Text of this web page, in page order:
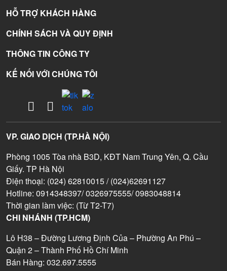
HỖ TRỢ KHÁCH HÀNG
CHÍNH SÁCH VÀ QUY ĐỊNH
THÔNG TIN CÔNG TY
KẾ NỐI VỚI CHÚNG TÔI
VP. GIAO DỊCH (TP.HÀ NỘI)
Phòng 1005 Tòa nhà B3D, KĐT Nam Trung Yên, Q. Cầu
Giấy. TP Hà Nội
Điện thoại: (024) 62810015 / (024)62691127
Hotline: 0914348397/ 0326975555/ 0983048814
Thời gian làm việc: (Từ T2-T7)
CHI NHÁNH (TP.HCM)
Lô H38 – Đường Lương Định Của – Phường An Phú –
Quận 2 – Thành Phố Hồ Chí Minh
Bán Hàng: 032.697.5555